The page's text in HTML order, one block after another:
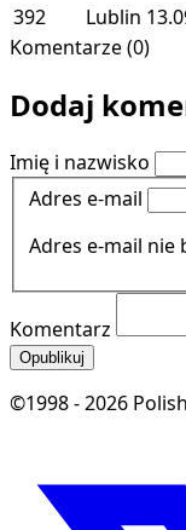
392
Lublin
Komentarze (0)
Dodaj
Imię i nazwisko
Adres e-mail
Adres e-mail nie
Komentarz
Opublikuj
©1998 - 2026